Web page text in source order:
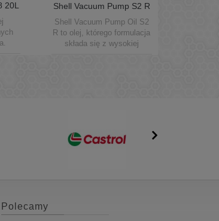
20L
Shell Vacuum Pump S2 R
Shell Vacuum Pump Oil S2
R to olej, którego formulacja
składa się z wysokiej
Polecamy